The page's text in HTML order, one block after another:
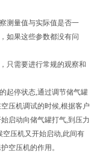
测量值与实际值是否一
如果这些参数都没有问
只需要进行常规的观察和
起停状态,通过调节储气罐
压机调试的时候,根据客户
启动向储气罐打气,到压力
空压机又开始启动,此间有
空压机的作用。